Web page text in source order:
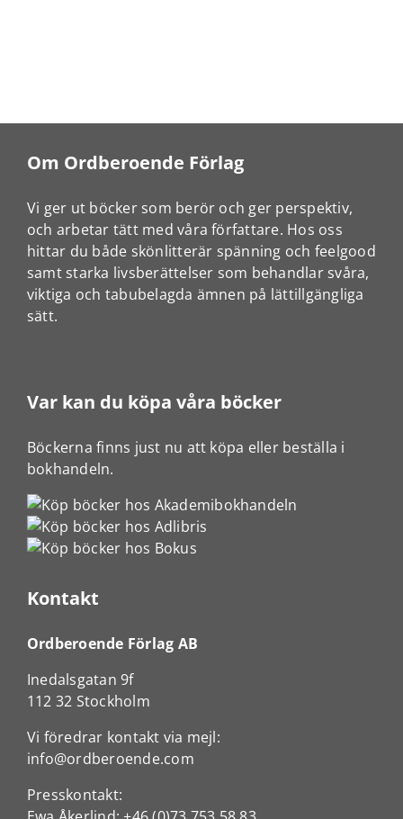
Om Ordberoende Förlag
Vi ger ut böcker som berör och ger perspektiv,
och arbetar tätt med våra författare. Hos oss
hittar du både skönlitterär spänning och feelgood
samt starka livsberättelser som behandlar svåra,
viktiga och tabubelagda ämnen på lättillgängliga
sätt.
Var kan du köpa våra böcker
Böckerna finns just nu att köpa eller beställa i
bokhandeln.
Kontakt
Ordberoende Förlag AB
Inedalsgatan 9f
112 32 Stockholm
Vi föredrar kontakt via mejl:
info@ordberoende.com
Presskontakt: